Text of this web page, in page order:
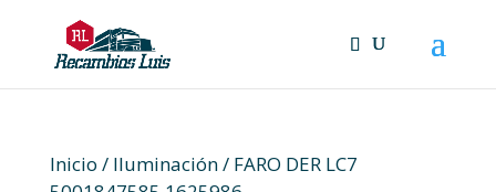
content
Inicio / Iluminación/ FARO DER LC7